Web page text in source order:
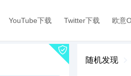
YouTube下载 Twitter下载 欧意
随机发现